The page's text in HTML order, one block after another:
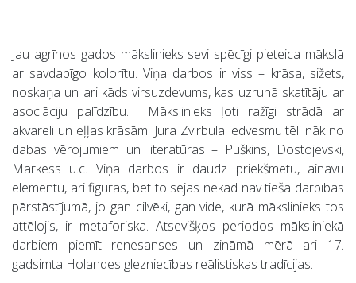
Jau agrīnos gados mākslinieks sevi spēcīgi pieteica mākslā
ar savdabīgo kolorītu. Viņa darbos ir viss – krāsa, sižets,
noskaņa un ari kāds virsuzdevums, kas uzrunā skatītāju ar
asociāciju palīdzību. Mākslinieks ļoti ražīgi strādā ar
akvareli un eļļas krāsām. Jura Zvirbula iedvesmu tēli nāk no
dabas vērojumiem un literatūras – Puškins, Dostojevski,
Markess u.c. Viņa darbos ir daudz priekšmetu, ainavu
elementu, ari figūras, bet to sejās nekad nav tieša darbības
pārstāstījumā, jo gan cilvēki, gan vide, kurā mākslinieks tos
attēlojis, ir metaforiska. Atsevišķos periodos māksliniekā
darbiem piemīt renesanses un zināmā mērā ari 17.
gadsimta Holandes glezniecības reālistiskas tradīcijas.